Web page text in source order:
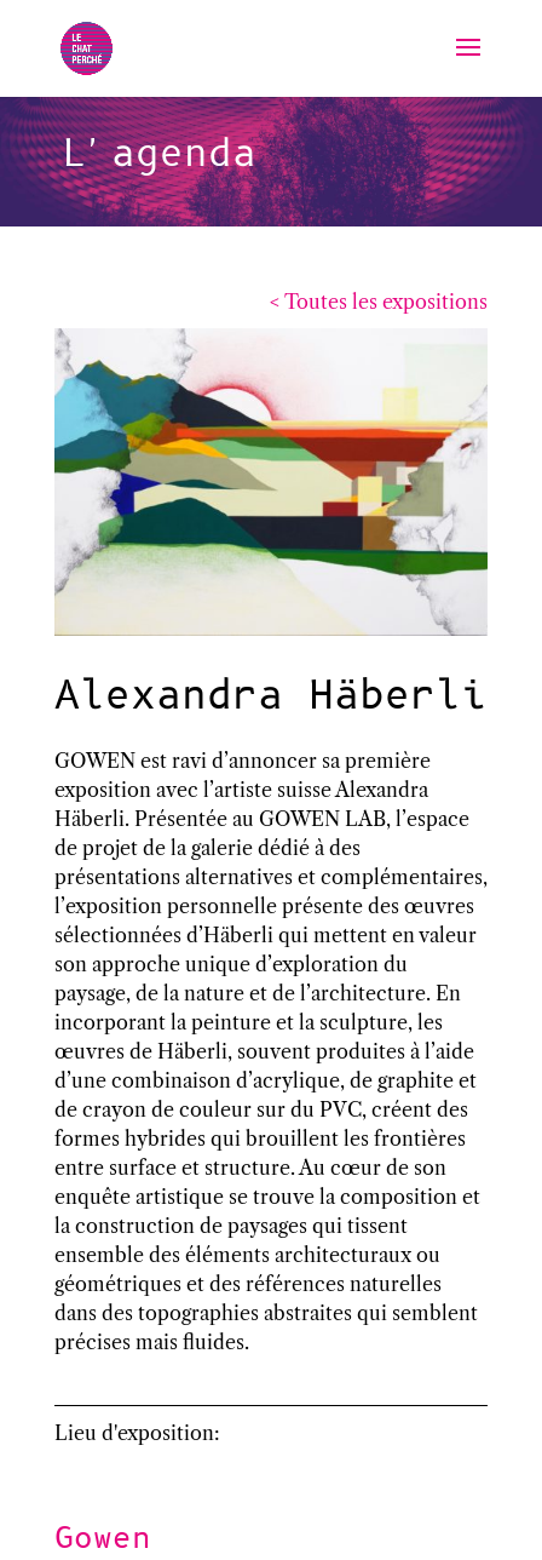
L'agenda
< Toutes les expositions
Alexandra Häberli
GOWEN est ravi d’annoncer sa première
exposition avec l’artiste suisse Alexandra
Häberli. Présentée au GOWEN LAB, l’espace
de projet de la galerie dédié à des
présentations alternatives et complémentaires,
l’exposition personnelle présente des œuvres
sélectionnées d’Häberli qui mettent en valeur
son approche unique d’exploration du
paysage, de la nature et de l’architecture. En
incorporant la peinture et la sculpture, les
œuvres de Häberli, souvent produites à l’aide
d’une combinaison d’acrylique, de graphite et
de crayon de couleur sur du PVC, créent des
formes hybrides qui brouillent les frontières
entre surface et structure. Au cœur de son
enquête artistique se trouve la composition et
la construction de paysages qui tissent
ensemble des éléments architecturaux ou
géométriques et des références naturelles
dans des topographies abstraites qui semblent
précises mais fluides.
Lieu d'exposition:
Gowen